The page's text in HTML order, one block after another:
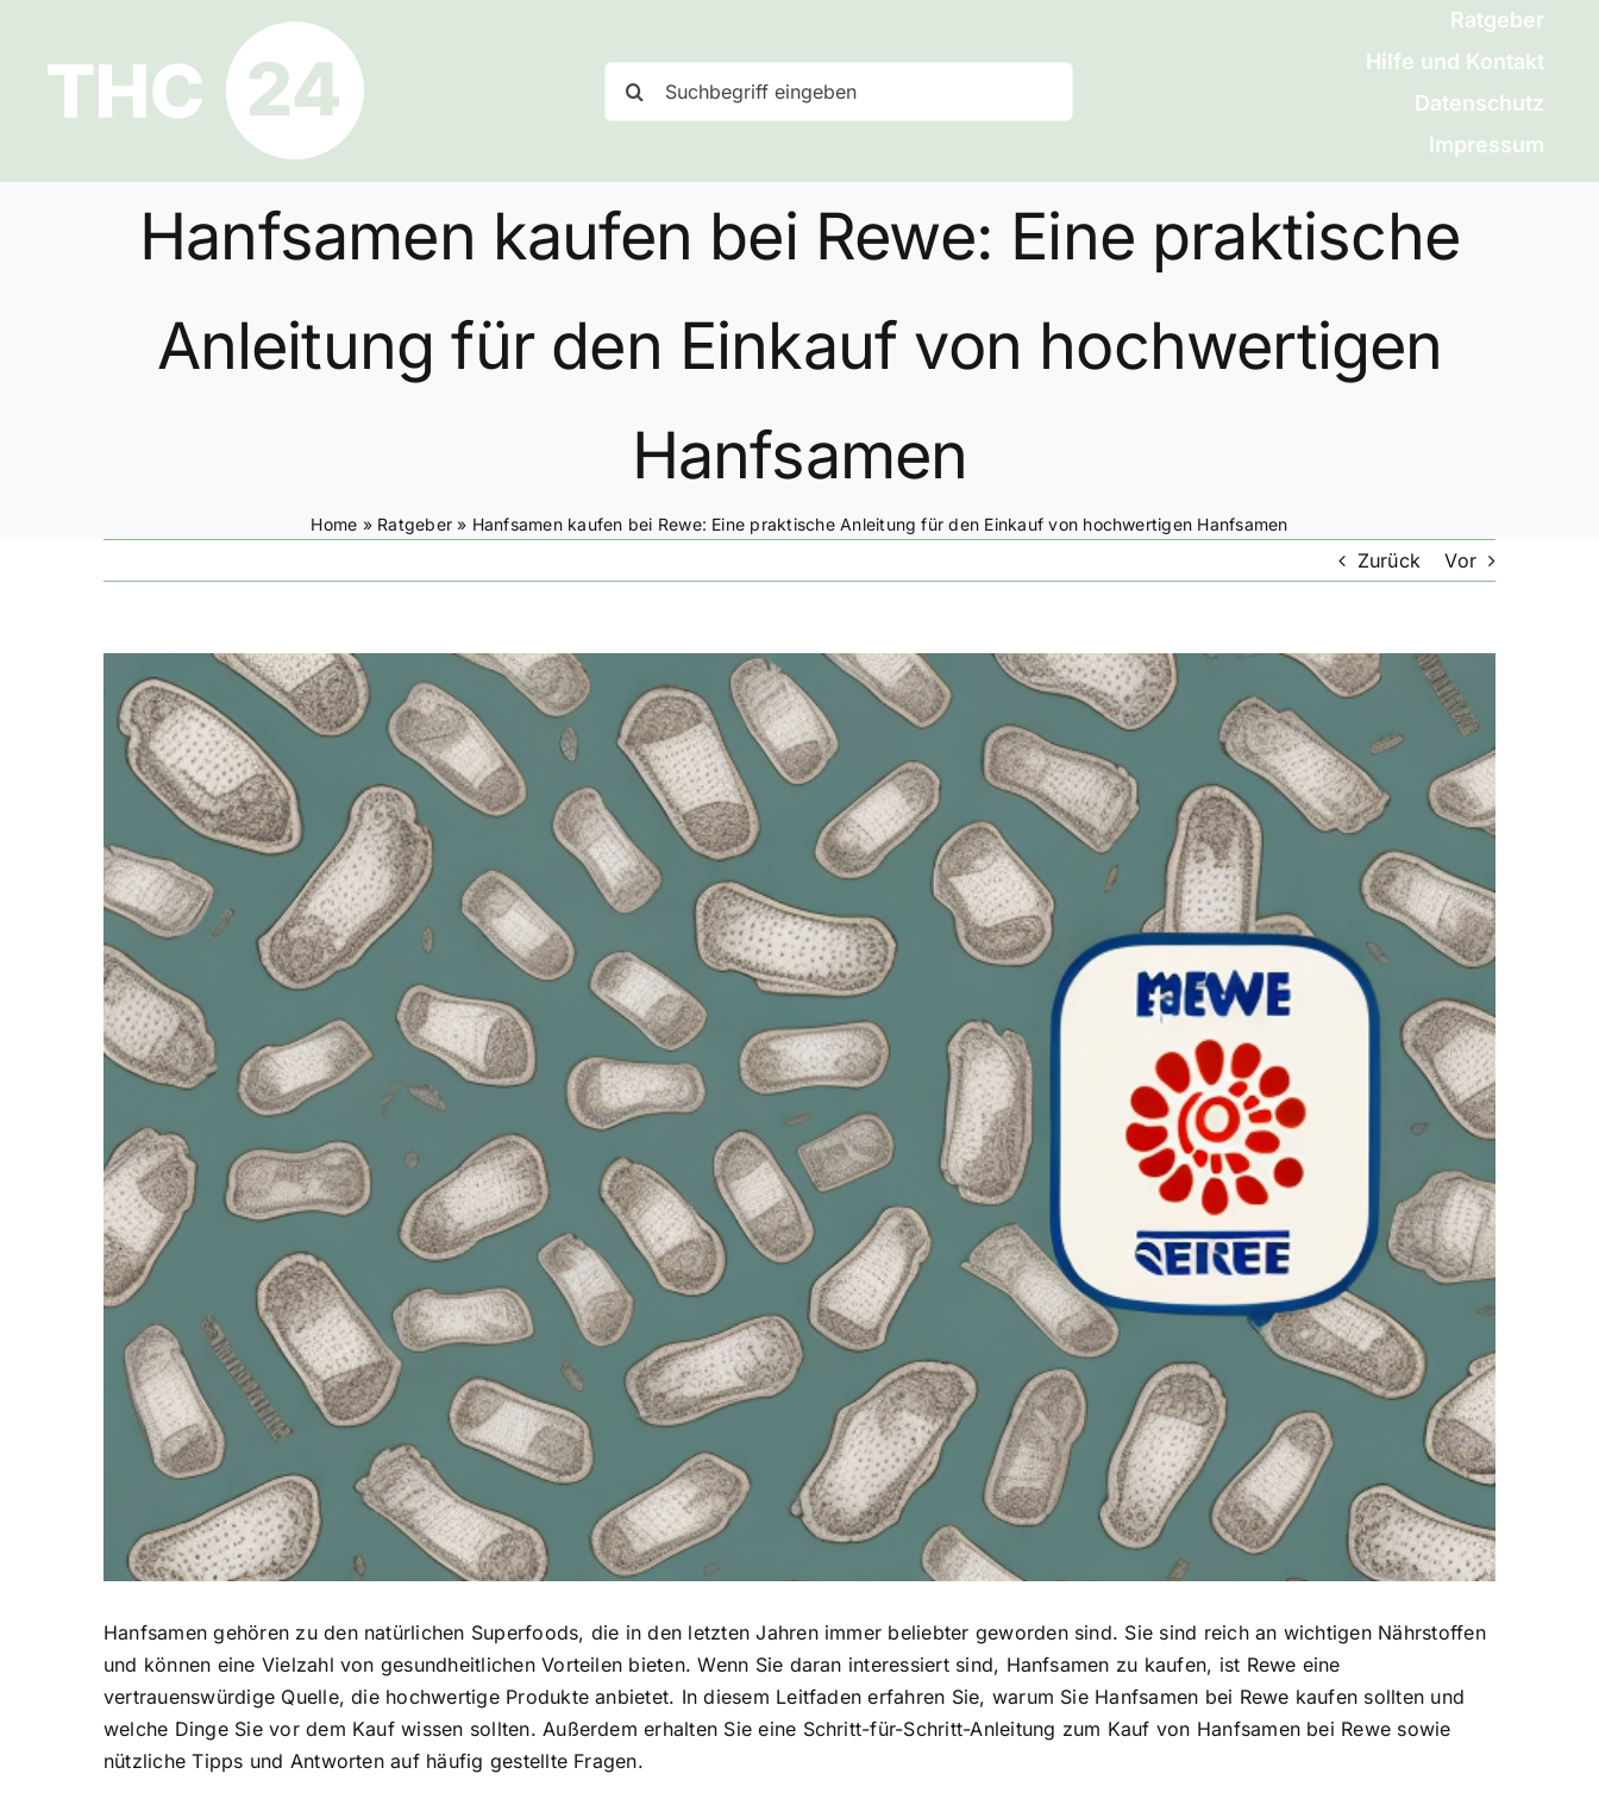
springen
nach:
Ratgeber
Hilfe und Kontakt
Datenschutz
Impressum
Hanfsamen kaufen bei Rewe: Eine praktische
Anleitung für den Einkauf von hochwertigen
Hanfsamen
Home » Ratgeber » Hanfsamen kaufen bei Rewe: Eine praktische Anleitung für den Einkauf von hochwertigen Hanfsamen
Zurück Vor
grösseres
Bild
Hanfsamen gehören zu den natürlichen Superfoods, die in den letzten Jahren immer beliebter geworden sind. Sie sind reich an wichtigen Nährstoffen
und können eine Vielzahl von gesundheitlichen Vorteilen bieten. Wenn Sie daran interessiert sind, Hanfsamen zu kaufen, ist Rewe eine
vertrauenswürdige Quelle, die hochwertige Produkte anbietet. In diesem Leitfaden erfahren Sie, warum Sie Hanfsamen bei Rewe kaufen sollten und
welche Dinge Sie vor dem Kauf wissen sollten. Außerdem erhalten Sie eine Schritt-für-Schritt-Anleitung zum Kauf von Hanfsamen bei Rewe sowie
nützliche Tipps und Antworten auf häufig gestellte Fragen.